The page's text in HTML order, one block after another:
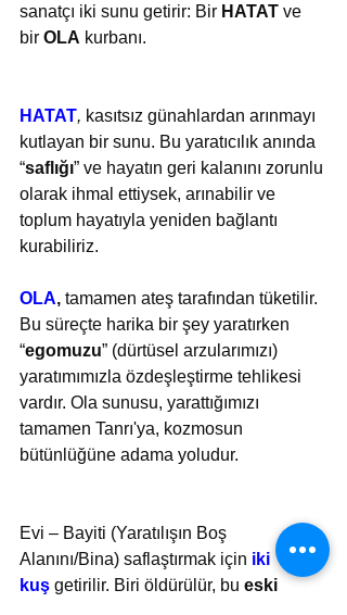
sanatçı iki sunu getirir: Bir HATAT ve
bir OLA kurbanı.
HATAT, kasıtsız günahlardan arınmayı
kutlayan bir sunu. Bu yaratıcılık anında
“saflığı” ve hayatın geri kalanını zorunlu
olarak ihmal ettiysek, arınabilir ve
toplum hayatıyla yeniden bağlantı
kurabiliriz.
OLA, tamamen ateş tarafından tüketilir.
Bu süreçte harika bir şey yaratırken
“egomuzu” (dürtüsel arzularımızı)
yaratımımızla özdeşleştirme tehlikesi
vardır. Ola sunusu, yarattığımızı
tamamen Tanrı'ya, kozmosun
bütünlüğüne adama yoludur.
Evi – Bayiti (Yaratılışın Boş
Alanını/Bina) saflaştırmak için iki
kuş getirilir. Biri öldürülür, bu eski